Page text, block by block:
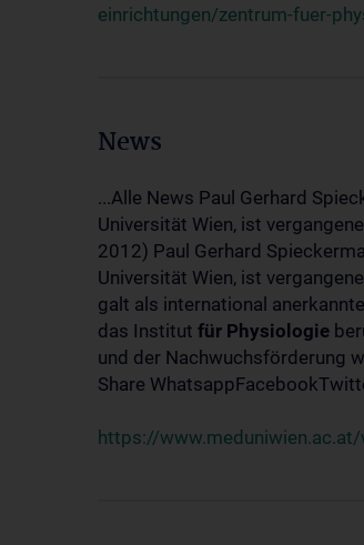
einrichtungen/zentrum-fuer-
News
...Alle News Paul Gerhard
Universität Wien, ist
2012) Paul Gerhard
Universität Wien, ist
galt als international
das Institut für Physiologie
und der Nachwuchsförderung
Share
https://